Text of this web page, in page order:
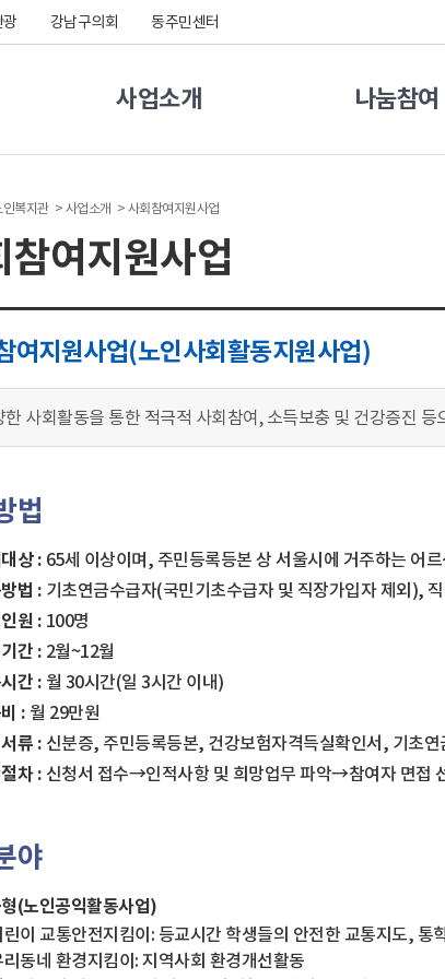
강남구의회 동주민센터
사업소개 나눔참여
인복지관 > 사업소개 > 사회참여지원사업
참여지원사업
여지원사업(노인사회활동지원사업)
한 사회활동을 통한 적극적 사회참여, 소득보충 및 건강증진
법
상 : 65세 이상이며, 주민등록등본 상 서울시에 거주하는 어르
법 : 기초연금수급자(국민기초수급자 및 직장가입자 제외),
원 : 100명
간 : 2월~12월
간 : 월 30시간(일 3시간 이내)
: 월 29만원
류 : 신분증, 주민등록등본, 건강보험자격득실확인서, 기초연
차 : 신청서 접수→인적사항 및 희망업무 파악→참여자 면접
야
(노인공익활동사업)
린이 교통안전지킴이: 등교시간 학생들의 안전한 교통지도, 통
리동네 환경지킴이: 지역사회 환경개선활동